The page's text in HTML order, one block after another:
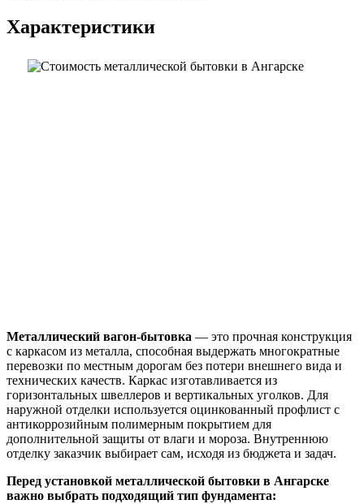
Характеристики
Металлический вагон-бытовка — это прочная конструкция
с каркасом из металла, способная выдержать многократные
перевозки по местным дорогам без потери внешнего вида и
технических качеств. Каркас изготавливается из
горизонтальных швеллеров и вертикальных уголков. Для
наружной отделки используется оцинкованный профлист с
антикоррозийным полимерным покрытием для
дополнительной защиты от влаги и мороза. Внутреннюю
отделку заказчик выбирает сам, исходя из бюджета и задач.
Перед установкой металлической бытовки в Ангарске
важно выбрать подходящий тип фундамента: